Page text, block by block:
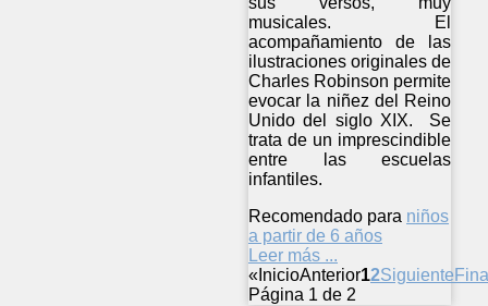
musicales. El
acompañamiento de las
ilustraciones originales de
Charles Robinson permite
evocar la niñez del Reino
Unido del siglo XIX. Se
trata de un imprescindible
entre las escuelas
infantiles.
Recomendado para niños
a partir de 6 años
Leer más ...
« InicioAnterior12Siguiente
Página 1 de 2